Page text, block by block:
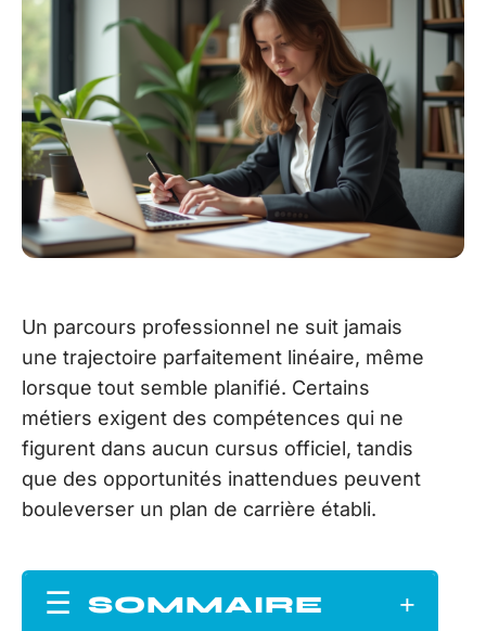
Un parcours professionnel ne suit jamais
une trajectoire parfaitement linéaire, même
lorsque tout semble planifié. Certains
métiers exigent des compétences qui ne
figurent dans aucun cursus officiel, tandis
que des opportunités inattendues peuvent
bouleverser un plan de carrière établi.
SOMMAIRE